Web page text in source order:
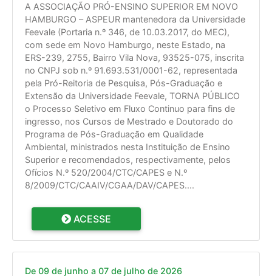
A ASSOCIAÇÃO PRÓ-ENSINO SUPERIOR EM NOVO
HAMBURGO – ASPEUR mantenedora da Universidade
Feevale (Portaria n.º 346, de 10.03.2017, do MEC),
com sede em Novo Hamburgo, neste Estado, na
ERS-239, 2755, Bairro Vila Nova, 93525-075, inscrita
no CNPJ sob n.º 91.693.531/0001-62, representada
pela Pró-Reitoria de Pesquisa, Pós-Graduação e
Extensão da Universidade Feevale, TORNA PÚBLICO
o Processo Seletivo em Fluxo Continuo para fins de
ingresso, nos Cursos de Mestrado e Doutorado do
Programa de Pós-Graduação em Qualidade
Ambiental, ministrados nesta Instituição de Ensino
Superior e recomendados, respectivamente, pelos
Ofícios N.º 520/2004/CTC/CAPES e N.º
8/2009/CTC/CAAIV/CGAA/DAV/CAPES....
ACESSE
De 09 de junho a 07 de julho de 2026